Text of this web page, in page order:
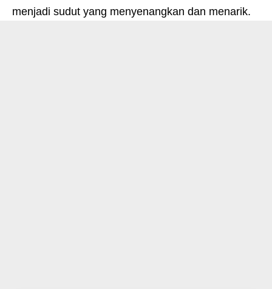
menjadi sudut yang menyenangkan dan menarik.